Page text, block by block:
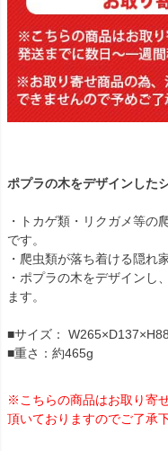
ポプラの木をデザインした
・トカゲ類・リクガメ等の
です。
・爬虫類が落ち着ける隠れ家
・ポプラの木をデザインし
ます。
■サイズ：
■重さ：約465g
※こちらの商品はお取り寄
頂いておりますのでご了承下